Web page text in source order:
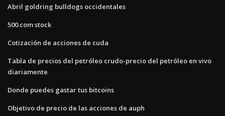
Abril goldring bulldogs occidentales
500.com stock
Cotización de acciones de cuda
Tabla de precios del petróleo crudo-precio del petróleo en vivo
diariamente
Donde puedes gastar tus bitcoins
Objetivo de precio de las acciones de auph